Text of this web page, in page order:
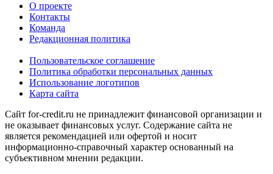
О проекте
Контакты
Команда
Редакционная политика
Пользовательское соглашение
Политика обработки персональных данных
Использование логотипов
Карта сайта
Сайт for-credit.ru не принадлежит финансовой организации и
не оказывает финансовых услуг. Содержание сайта не
является рекомендацией или офертой и носит
информационно-справочный характер основанный на
субъективном мнении редакции.